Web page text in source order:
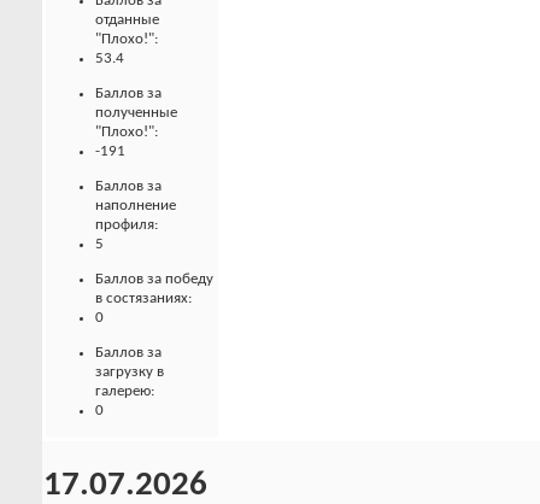
отданные
"Плохо!":
53.4
Баллов за
полученные
"Плохо!":
-191
Баллов за
наполнение
профиля:
5
Баллов за победу
в состязаниях:
0
Баллов за
загрузку в
галерею:
0
17.07.2026